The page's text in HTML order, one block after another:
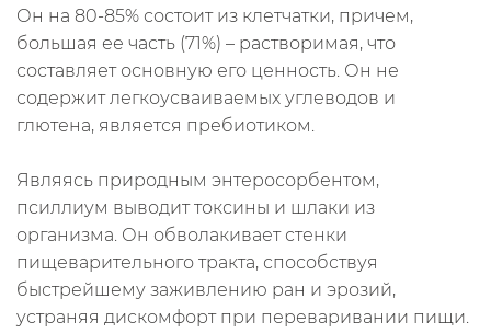
Он на 80-85% состоит из клетчатки, причем,
большая ее часть (71%) – растворимая, что
составляет основную его ценность. Он не
содержит легкоусваиваемых углеводов и
глютена, является пребиотиком.
Являясь природным энтеросорбентом,
псиллиум выводит токсины и шлаки из
организма. Он обволакивает стенки
пищеварительного тракта, способствуя
быстрейшему заживлению ран и эрозий,
устраняя дискомфорт при переваривании пищи.